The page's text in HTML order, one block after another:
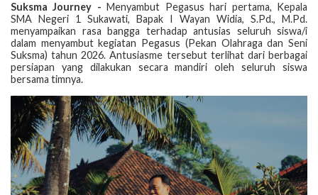
Suksma Journey -Menyambut Pegasus hari pertama, Kepala
SMA Negeri 1 Sukawati, Bapak I Wayan Widia, S.Pd., M.Pd.
menyampaikan rasa bangga terhadap antusias seluruh siswa/i
dalam menyambut kegiatan Pegasus (Pekan Olahraga dan Seni
Suksma) tahun 2026. Antusiasme tersebut terlihat dari berbagai
persiapan yang dilakukan secara mandiri oleh seluruh siswa
bersama timnya.